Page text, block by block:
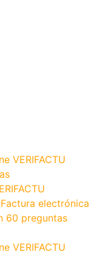
VERIFACTU
Factura electrónica
60 preguntas
VERIFACTU